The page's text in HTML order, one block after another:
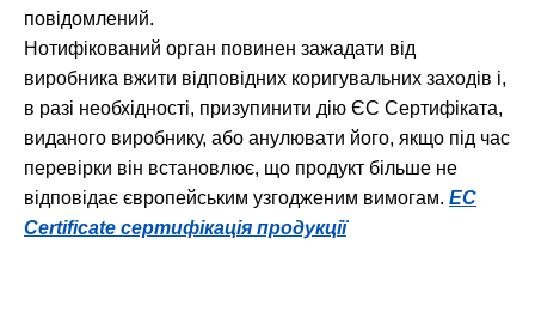
повідомлений.
Нотифікований орган повинен зажадати від
виробника вжити відповідних коригувальних заходів і,
в разі необхідності, призупинити дію ЄС Сертифіката,
виданого виробнику, або анулювати його, якщо під час
перевірки він встановлює, що продукт більше не
відповідає європейським узгодженим вимогам. EC
Certificate сертифікація продукції